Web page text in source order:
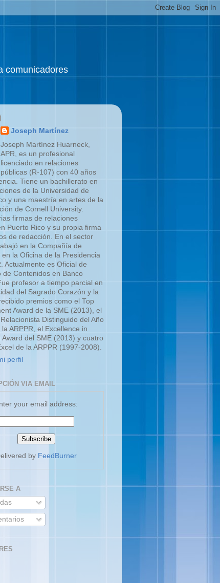
comunicadores
Joseph Martínez
Joseph Martínez Huarneck,
APR, es un profesional
licenciado en relaciones
públicas (R-107) con 40 años
Tiene un bachillerato en
de la Universidad de
y una maestría en artes de la
de Cornell University.
firmas de relaciones
Puerto Rico y su propia firma
de redacción. En el sector
en la Compañía de
en la Oficina de la Presidencia
Actualmente es Oficial de
de Contenidos en Banco
profesor a tiempo parcial en
del Sagrado Corazón y la
premios como el Top
Award de la SME (2013), el
Distinguido del Año
ARPPR, el Excellence in
Award del SME (2013) y cuatro
de la ARPPR (1997-2008).
perfil
VIA EMAIL
your email address:
by FeedBurner
A